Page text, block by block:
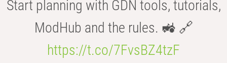
Start planning with GDN tools, tutorials,
ModHub and the rules. 🚜 🔗
https://t.co/7FvsBZ4tzF